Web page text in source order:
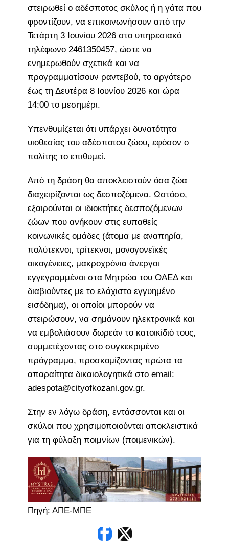
στειρωθεί ο αδέσποτος σκύλος ή η γάτα που
φροντίζουν, να επικοινωνήσουν από την
Τετάρτη 3 Ιουνίου 2026 στο υπηρεσιακό
τηλέφωνο 2461350457, ώστε να
ενημερωθούν σχετικά και να
προγραμματίσουν ραντεβού, το αργότερο
έως τη Δευτέρα 8 Ιουνίου 2026 και ώρα
14:00 το μεσημέρι.
Υπενθυμίζεται ότι υπάρχει δυνατότητα
υιοθεσίας του αδέσποτου ζώου, εφόσον ο
πολίτης το επιθυμεί.
Από τη δράση θα αποκλειστούν όσα ζώα
διαχειρίζονται ως δεσποζόμενα. Ωστόσο,
εξαιρούνται οι ιδιοκτήτες δεσποζόμενων
ζώων που ανήκουν στις ευπαθείς
κοινωνικές ομάδες (άτομα με αναπηρία,
πολύτεκνοι, τρίτεκνοι, μονογονεϊκές
οικογένειες, μακροχρόνια άνεργοι
εγγεγραμμένοι στα Μητρώα του ΟΑΕΔ και
διαβιούντες με το ελάχιστο εγγυημένο
εισόδημα), οι οποίοι μπορούν να
στειρώσουν, να σημάνουν ηλεκτρονικά και
να εμβολιάσουν δωρεάν το κατοικίδιό τους,
συμμετέχοντας στο συγκεκριμένο
πρόγραμμα, προσκομίζοντας πρώτα τα
απαραίτητα δικαιολογητικά στο email:
adespota@cityofkozani.gov.gr.
Στην εν λόγω δράση, εντάσσονται και οι
σκύλοι που χρησιμοποιούνται αποκλειστικά
για τη φύλαξη ποιμνίων (ποιμενικών).
Πηγή: ΑΠΕ-ΜΠΕ